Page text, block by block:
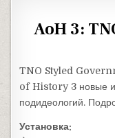
AoH 3:
TNO Styled
of History 3 новые
подидеологий.
Установка: